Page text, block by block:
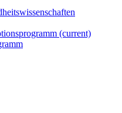
(current)